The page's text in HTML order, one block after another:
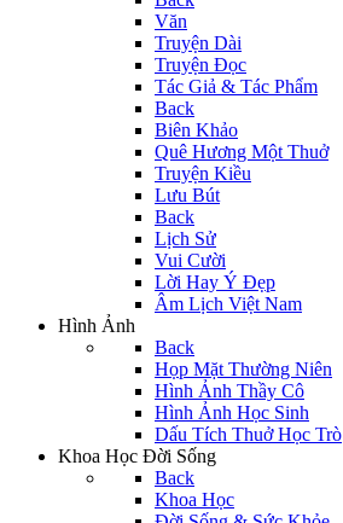
Văn
Truyện Dài
Truyện Đọc
Tác Giả & Tác Phẩm
Back
Biên Khảo
Quê Hương Một Thuở
Truyện Kiều
Lưu Bút
Back
Lịch Sử
Vui Cười
Lời Hay Ý Đẹp
Âm Lịch Việt Nam
Hình Ảnh
Back
Họp Mặt Thường Niên
Hình Ảnh Thầy Cô
Hình Ảnh Học Sinh
Dấu Tích Thuở Học Trò
Khoa Học Đời Sống
Back
Khoa Học